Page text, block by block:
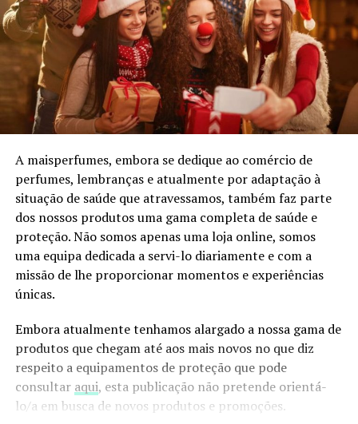
A maisperfumes, embora se dedique ao comércio de
perfumes, lembranças e atualmente por adaptação à
situação de saúde que atravessamos, também faz parte
dos nossos produtos uma gama completa de saúde e
proteção. Não somos apenas uma loja online, somos
uma equipa dedicada a servi-lo diariamente e com a
missão de lhe proporcionar momentos e experiências
únicas.
Embora atualmente tenhamos alargado a nossa gama de
produtos que chegam até aos mais novos no que diz
respeito a equipamentos de proteção que pode
consultar aqui, esta publicação não pretende orientá-
lo/a em busca de novos produtos e promoções.